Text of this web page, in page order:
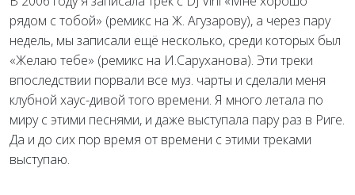
рядом с тобой» (ремикс на Ж. Агузарову), а через пару
недель, мы записали ещё несколько, среди которых был
«Желаю тебе» (ремикс на И.Саруханова). Эти треки
впоследствии порвали все муз. чарты и сделали меня
клубной хаус-дивой того времени. Я много летала по
миру с этими песнями, и даже выступала пару раз в Риге.
Да и до сих пор время от времени с этими треками
выступаю.